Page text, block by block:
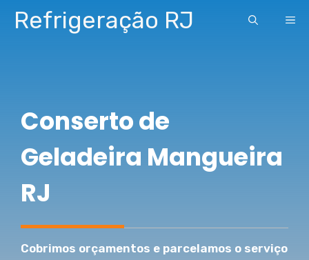
Pular
paraRefrigeração RJ
Conserto de
Geladeira Mangueira
RJ
Cobrimos orçamentos e parcelamos o serviço